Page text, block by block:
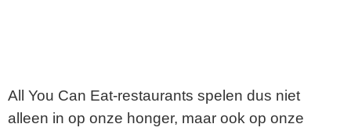
All You Can Eat-restaurants spelen dus niet
alleen in op onze honger, maar ook op onze